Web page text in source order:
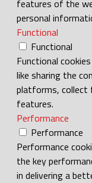
features of the
personal
Functional
Functional
Functional
like sharing the
platforms, collect
features.
Performance
Performance
Performance
the key
in delivering a